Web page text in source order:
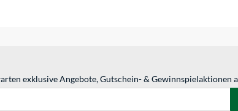
exklusive Angebote, Gutschein- & Gewinnspielaktionen